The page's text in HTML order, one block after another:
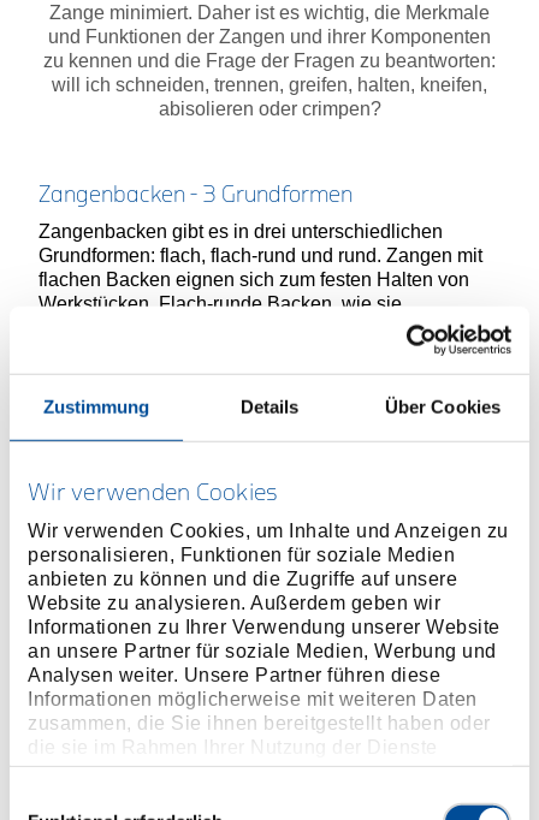
Zustimmung Details Über Cookies
Wir verwenden Cookies
Wir verwenden Cookies, um Inhalte und Anzeigen zu
personalisieren, Funktionen für soziale Medien
anbieten zu können und die Zugriffe auf unsere
Website zu analysieren. Außerdem geben wir
Informationen zu Ihrer Verwendung unserer Website
an unsere Partner für soziale Medien, Werbung und
Analysen weiter. Unsere Partner führen diese
Informationen möglicherweise mit weiteren Daten
zusammen, die Sie ihnen bereitgestellt haben oder
die sie im Rahmen Ihrer Nutzung der Dienste
gesammelt haben. Unsere vollständige
Zange minimiert. Daher ist es wichtig, die Merkmale
und Funktionen der Zangen und ihrer Komponenten
zu kennen und die Frage der Fragen zu beantworten:
will ich schneiden, trennen, greifen, halten, kneifen,
abisolieren oder crimpen?
Zangenbacken - 3 Grundformen
Zangenbacken gibt es in drei unterschiedlichen
Grundformen: flach, flach-rund und rund. Zangen mit
flachen Backen eignen sich zum festen Halten von
Werkstücken. Flach-runde Backen, wie sie
beispielsweise häufig bei Telefonzangen zu finden
sind, haben oft eine eng zulaufende Spitze. Damit
sind sie prädestiniert für den Einsatz im
mechanischen und elektronischen Bereich. Wer
verformen oder Biegen muss, greift hingegen zu
Zangenmodellen mit runden Backen, etwa gezahnten
Sonderformen ergänzt. Kabelscheren, Crimpzangen
oder Abisolierzangen beispielsweise unterstützen den
Anwender in spezifizierten Gewerken und sind für
bestimmte Arbeiten in Form und Funktion optimiert.
flach-runde Backen